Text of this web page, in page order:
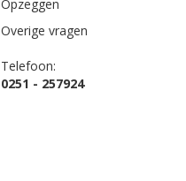
Opzeggen
Overige vragen
Telefoon:
0251 - 257924